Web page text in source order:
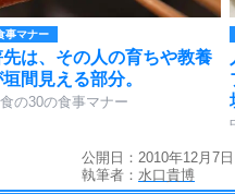
事マナー
先は、その人の育ちや教養
間見える部分。
の30の食事マナー
公開日：2010年12月7日
執筆者： 水口貴博